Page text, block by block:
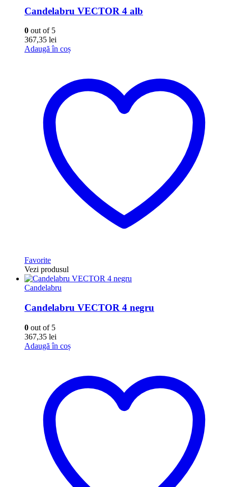
Candelabru VECTOR 4 alb
0 out of 5
367,35 lei
Adaugă în coș
Favorite
Vezi produsul
Candelabru
Candelabru VECTOR 4 negru
0 out of 5
367,35 lei
Adaugă în coș